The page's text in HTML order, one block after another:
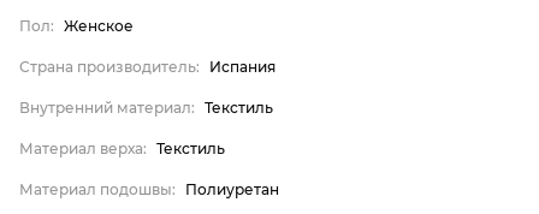
Материал верха
Материал подошвы
Материал стельки
Женское
Испания
Пол: Женское
Страна производитель: Испания
Внутренний материал: Текстиль
Материал верха: Текстиль
Материал подошвы: Полиуретан